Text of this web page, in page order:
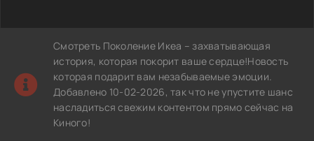
Смотреть Поколение Икеа – захватывающая
история, которая покорит ваше сердце!Новость
которая подарит вам незабываемые эмоции.
Добавлено 10-02-2026, так что не упустите шанс
насладиться свежим контентом прямо сейчас на
Киного!